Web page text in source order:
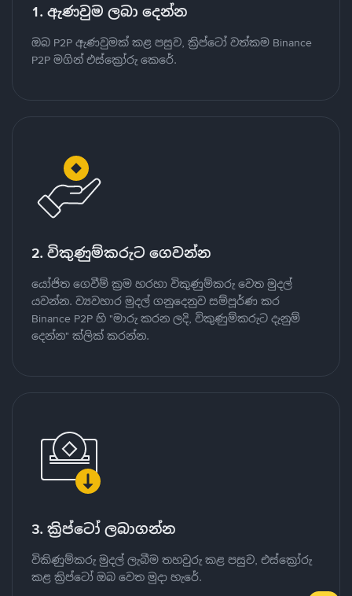
1. ඇණවුම ලබා දෙන්න
ඔබ P2P ඇණවුමක් කළ පසුව, ක්‍රිප්ටෝ වත්කම Binance
P2P මගින් එස්ක්‍රෝරු කෙරේ.
2. විකුණුම්කරුට ගෙවන්න
යෝජිත ගෙවීම් ක්‍රම හරහා විකුණුම්කරු වෙත මුදල්
යවන්න. ව්‍යවහාර මුදල් ගනුදෙනුව සම්පූර්ණ කර
Binance P2P හි "මාරු කරන ලදි, විකුණුම්කරුට දැනුම්
දෙන්න" ක්ලික් කරන්න.
3. ක්‍රිප්ටෝ ලබාගන්න
විකිණුම්කරු මුදල් ලැබීම තහවුරු කළ පසුව, එස්ක්‍රෝරු
කළ ක්‍රිප්ටෝ ඔබ වෙත මුදා හැරේ.